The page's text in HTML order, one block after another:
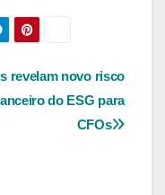
revelam novo risco
do ESG para
CFOs